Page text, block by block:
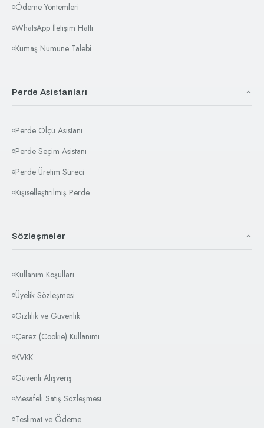
Ödeme Yöntemleri
WhatsApp İletişim Hattı
Kumaş Numune Talebi
Perde Asistanları
Perde Ölçü Asistanı
Perde Seçim Asistanı
Perde Üretim Süreci
Kişiselleştirilmiş Perde
Sözleşmeler
Kullanım Koşulları
Üyelik Sözleşmesi
Gizlilik ve Güvenlik
Çerez (Cookie) Kullanımı
KVKK
Güvenli Alışveriş
Mesafeli Satış Sözleşmesi
Teslimat ve Ödeme